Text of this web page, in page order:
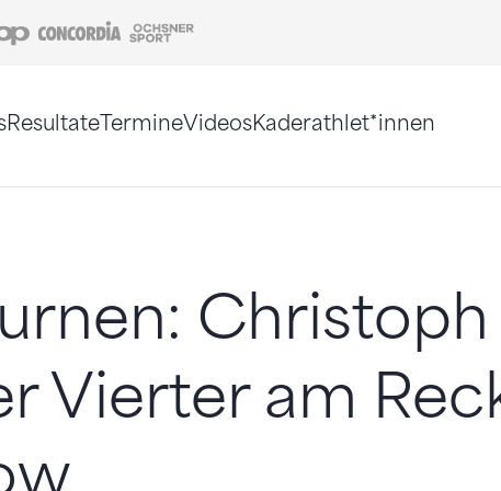
Coop Concordia
ResultateTermineVideosKaderathlet*innen
Christoph
Vierter am